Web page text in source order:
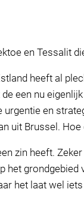
en Tessalit
heeft al
een nu
en
uit Brussel.
zin heeft.
het
het laat wel